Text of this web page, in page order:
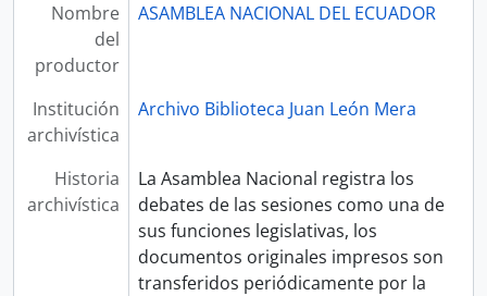
Nombre
del
productor
ASAMBLEA NACIONAL DEL ECUADOR
Institución
archivística
Archivo Biblioteca Juan León Mera
Historia
archivística
La Asamblea Nacional registra los
debates de las sesiones como una de
sus funciones legislativas, los
documentos originales impresos son
transferidos periódicamente por la